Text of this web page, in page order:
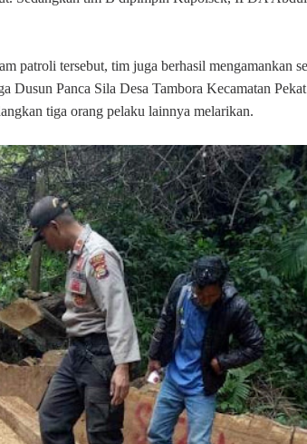
patroli tersebut, tim juga berhasil mengamankan
Dusun Panca Sila Desa Tambora Kecamatan
tiga orang pelaku lainnya melarikan.